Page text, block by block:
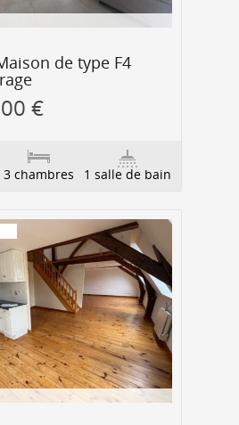
de type F4
€
3 chambres 1 salle de bain